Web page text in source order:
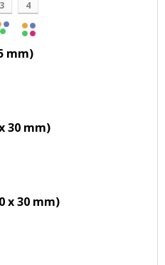
3 4
mm)
30 mm)
x 30 mm)